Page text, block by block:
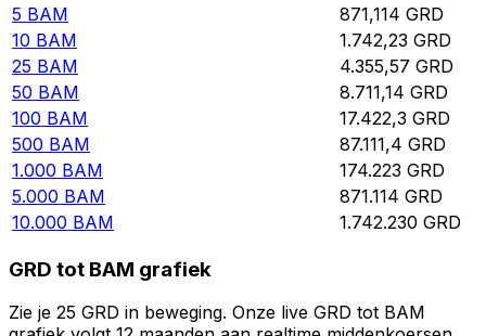
5 BAM 871,114 GRD
10 BAM 1.742,23 GRD
25 BAM 4.355,57 GRD
50 BAM 8.711,14 GRD
100 BAM 17.422,3 GRD
500 BAM 87.111,4 GRD
1.000 BAM 174.223 GRD
5.000 BAM 871.114 GRD
10.000 BAM 1.742.230 GRD
GRD tot BAM grafiek
Zie je 25 GRD in beweging. Onze live GRD tot BAM